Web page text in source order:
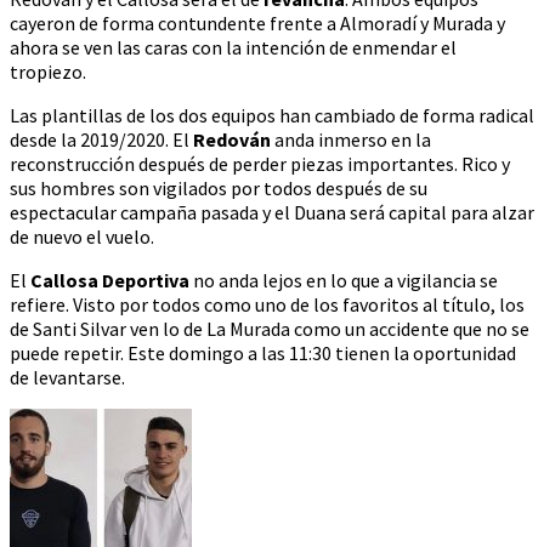
cayeron de forma contundente frente a Almoradí y Murada y
ahora se ven las caras con la intención de enmendar el
tropiezo.
Las plantillas de los dos equipos han cambiado de forma radical
desde la 2019/2020. El Redován anda inmerso en la
reconstrucción después de perder piezas importantes. Rico y
sus hombres son vigilados por todos después de su
espectacular campaña pasada y el Duana será capital para alzar
de nuevo el vuelo.
El Callosa Deportiva no anda lejos en lo que a vigilancia se
refiere. Visto por todos como uno de los favoritos al título, los
de Santi Silvar ven lo de La Murada como un accidente que no se
puede repetir. Este domingo a las 11:30 tienen la oportunidad
de levantarse.